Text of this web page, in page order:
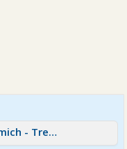
Sie hat keine Gefühle mehr für mich - Trennung